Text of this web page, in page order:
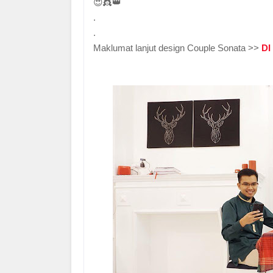
😍👸👑
.
.
Maklumat lanjut design Couple Sonata >>